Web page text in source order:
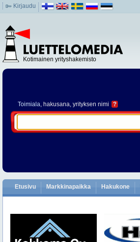
Kirjaudu
Kotimainen yrityshakemisto
Toimiala, hakusana, yrityksen nimi ?
Etusivu Markkinapaikka Hakukone